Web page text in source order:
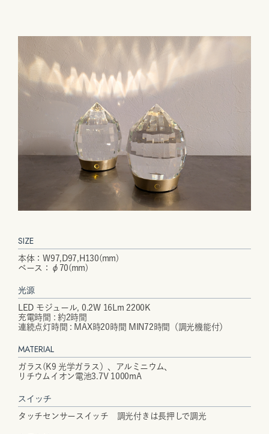
SIZE
本体：W97,D97,H130(mm)
ベース：φ70(mm)
光源
LED モジュール, 0.2W 16Lm 2200K
充電時間 : 約2時間
連続点灯時間 : MAX時20時間 MIN72時間（調光機能付）
MATERIAL
ガラス(K9 光学ガラス）、アルミニウム、
リチウムイオン電池3.7V 1000mA
スイッチ
タッチセンサースイッチ 調光付きは長押しで調光